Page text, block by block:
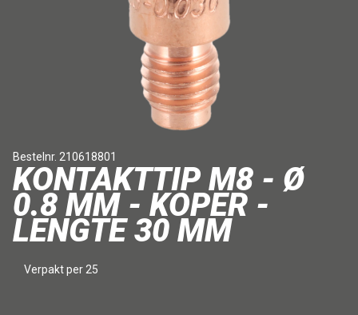
Bestelnr. 210618801
KONTAKTTIP M8 - Ø
0.8 MM - KOPER -
LENGTE 30 MM
Verpakt per 25